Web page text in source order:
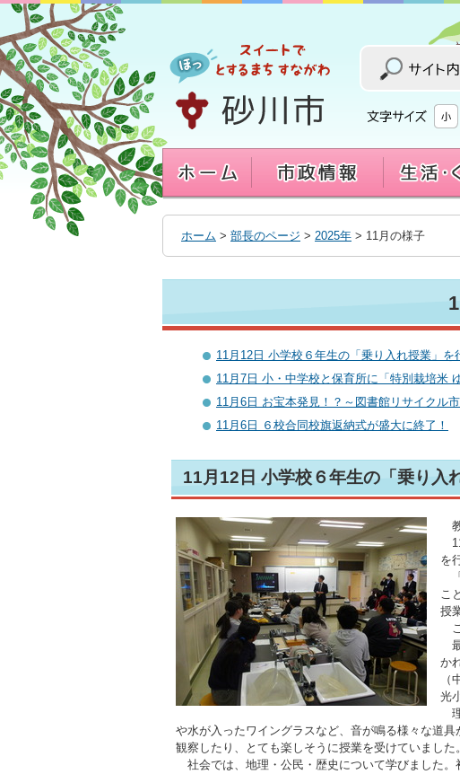
へ
移
動
す
る
ホーム > 部長のページ > 2025年 > 11月の様子
11月12日 小学校６年生の「乗り入れ授業」を
11月7日 小・中学校と保育所に「特別栽培米
11月6日 お宝本発見！？～図書館リサイクル
11月6日 ６校合同校旗返納式が盛大に終了！
11月12日 小学校６年生の「乗り入
を
こ
授
か
光
や水が入ったワイングラスなど、音が鳴る様々な道
観察したり、とても楽しそうに授業を受けていました。
社会では、地理・公民・歴史について学びました